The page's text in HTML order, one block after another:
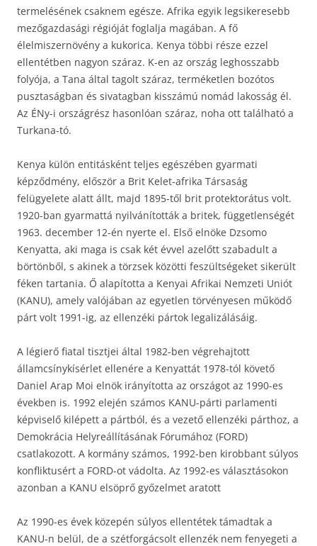
termelésének csaknem egésze. Afrika egyik legsikeresebb
mezőgazdasági régióját foglalja magában. A fő
élelmiszernövény a kukorica. Kenya többi része ezzel
ellentétben nagyon száraz. K-en az ország leghosszabb
folyója, a Tana által tagolt száraz, terméketlen bozótos
pusztaságban és sivatagban kisszámú nomád lakosság él.
Az ÉNy-i országrész hasonlóan száraz, noha ott található a
Turkana-tó.
Kenya külön entitásként teljes egészében gyarmati
képződmény, először a Brit Kelet-afrika Társaság
felügyelete alatt állt, majd 1895-től brit protektorátus volt.
1920-ban gyarmattá nyilvánították a britek, függetlenségét
1963. december 12-én nyerte el. Első elnöke Dzsomo
Kenyatta, aki maga is csak két évvel azelőtt szabadult a
börtönből, s akinek a törzsek közötti feszültségeket sikerült
féken tartania. Ő alapította a Kenyai Afrikai Nemzeti Uniót
(KANU), amely valójában az egyetlen törvényesen működő
párt volt 1991-ig, az ellenzéki pártok legalizálásáig.
A légierő fiatal tisztjei által 1982-ben végrehajtott
államcsínykísérlet ellenére a Kenyattát 1978-tól követő
Daniel Arap Moi elnök irányította az országot az 1990-es
években is. 1992 elején számos KANU-párti parlamenti
képviselő kilépett a pártból, és a vezető ellenzéki párthoz, a
Demokrácia Helyreállításának Fórumához (FORD)
csatlakozott. A kormány számos, 1992-ben kirobbant súlyos
konfliktusért a FORD-ot vádolta. Az 1992-es választásokon
azonban a KANU elsöprő győzelmet aratott
Az 1990-es évek közepén súlyos ellentétek támadtak a
KANU-n belül, de a szétforgácsolt ellenzék nem fenyegeti a